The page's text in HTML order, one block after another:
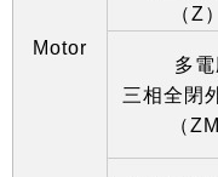
Motor
（ Z ）
多
三相全閉
（ ZM